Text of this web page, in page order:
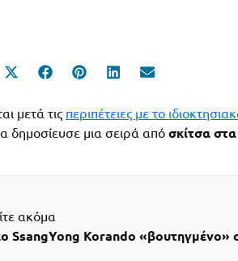
Share
Share
Share
Share
μετά τις περιπέτειες με το
δημοσίευσε μια σειρά από σκίτσα
ακόμα
SsangYong Korando «βουτηγμένο»